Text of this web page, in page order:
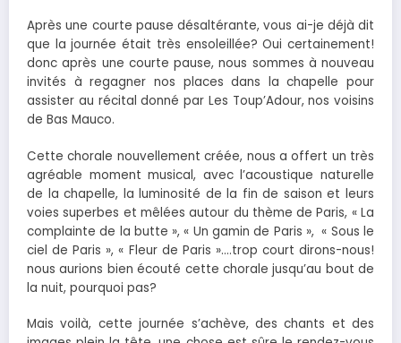
Après une courte pause désaltérante, vous ai-je déjà dit
que la journée était très ensoleillée? Oui certainement!
donc après une courte pause, nous sommes à nouveau
invités à regagner nos places dans la chapelle pour
assister au récital donné par Les Toup’Adour, nos voisins
de Bas Mauco.
Cette chorale nouvellement créée, nous a offert un très
agréable moment musical, avec l’acoustique naturelle
de la chapelle, la luminosité de la fin de saison et leurs
voies superbes et mêlées autour du thème de Paris, « La
complainte de la butte », « Un gamin de Paris », « Sous le
ciel de Paris », « Fleur de Paris »….trop court dirons-nous!
nous aurions bien écouté cette chorale jusqu’au bout de
la nuit, pourquoi pas?
Mais voilà, cette journée s’achève, des chants et des